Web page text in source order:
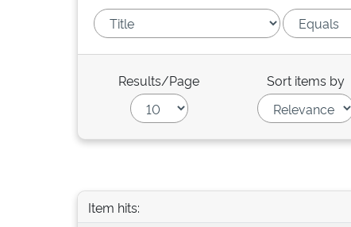
Results/Page Sort items by
Item hits: